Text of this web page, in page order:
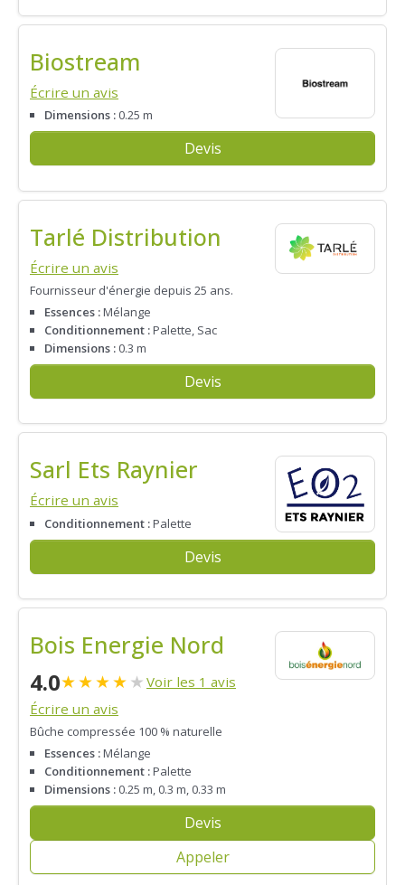
Biostream
Écrire un avis
Dimensions : 0.25 m
Devis
Tarlé Distribution
Écrire un avis
Fournisseur d'énergie depuis 25 ans.
Essences :Mélange
Conditionnement :Palette, Sac
Dimensions : 0.3 m
Devis
Sarl Ets Raynier
Écrire un avis
Conditionnement :Palette
Devis
Bois Energie Nord
4.0★★★★★ Voir les 1 avis
Écrire un avis
Bûche compressée 100 % naturelle
Essences :Mélange
Conditionnement :Palette
Dimensions : 0.25 m, 0.3 m, 0.33 m
Devis
Appeler